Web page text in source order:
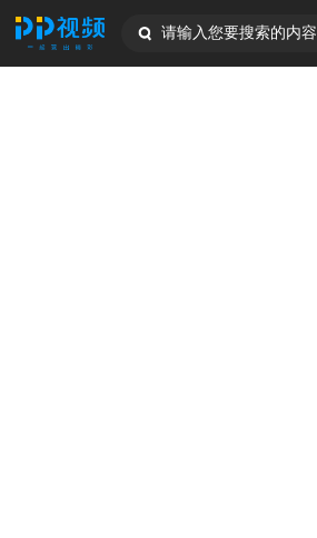
请输入您要搜索的内容